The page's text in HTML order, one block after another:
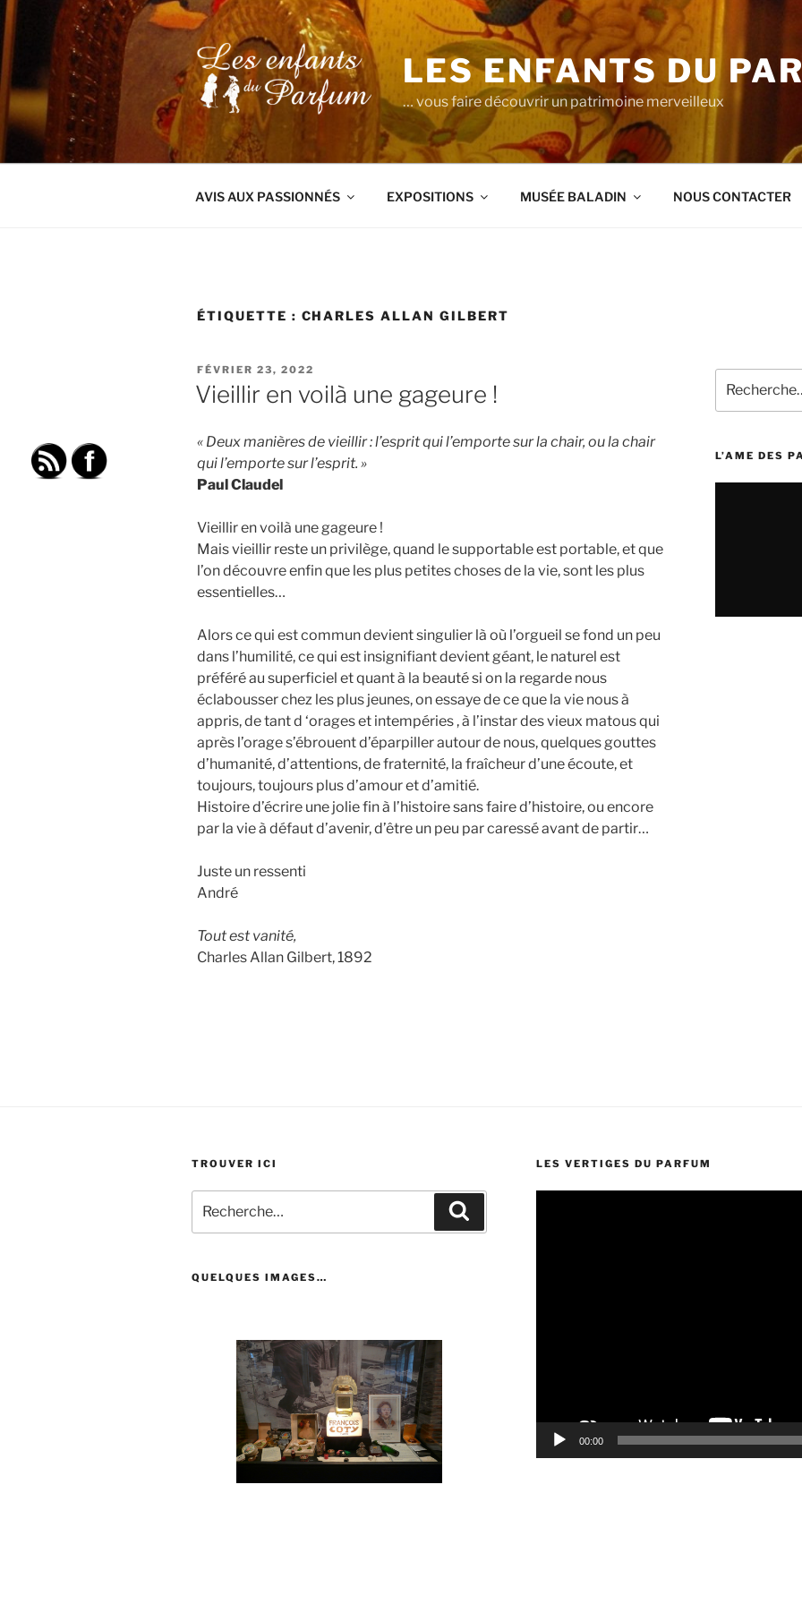
Aller
au
contenu
principal
LES ENFANTS DU
… vous faire découvrir un patrimoine merveilleux
AVIS AUX PASSIONNÉS EXPOSITIONS MUSÉE BALADIN NOUS CONTACTER
ÉTIQUETTE : CHARLES ALLAN GILBERT
PUBLIÉ
LE
FÉVRIER 23, 2022
Vieillir en voilà une gageure !
« Deux manières de vieillir : l’esprit qui l’emporte sur la chair, ou la chair
qui l’emporte sur l’esprit. »
Paul Claudel
Vieillir en voilà une gageure !
Mais vieillir reste un privilège, quand le supportable est portable, et que
l’on découvre enfin que les plus petites choses de la vie, sont les plus
essentielles…
Alors ce qui est commun devient singulier là où l’orgueil se fond un peu
dans l’humilité, ce qui est insignifiant devient géant, le naturel est
préféré au superficiel et quant à la beauté si on la regarde nous
éclabousser chez les plus jeunes, on essaye de ce que la vie nous à
appris, de tant d ‘orages et intempéries , à l’instar des vieux matous qui
après l’orage s’ébrouent d’éparpiller autour de nous, quelques gouttes
d’humanité, d’attentions, de fraternité, la fraîcheur d’une écoute, et
toujours, toujours plus d’amour et d’amitié.
Histoire d’écrire une jolie fin à l’histoire sans faire d’histoire, ou encore
par la vie à défaut d’avenir, d’être un peu par caressé avant de partir…
Juste un ressenti
André
Tout est vanité,
Charles Allan Gilbert, 1892
pour
:
L’AME DES
TROUVER ICI
pour
:
QUELQUES IMAGES…
LES VERTIGES DU PARFUM
00:00